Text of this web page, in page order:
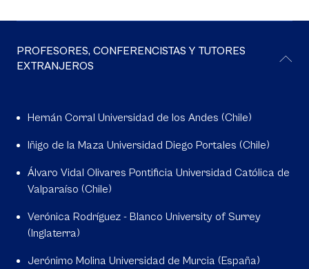
PROFESORES, CONFERENCISTAS Y TUTORES
EXTRANJEROS
Hernán Corral Universidad de los Andes (Chile)
Iñigo de la Maza Universidad Diego Portales (Chile)
Álvaro Vidal Olivares Pontificia Universidad Católica de
Valparaíso (Chile)
Verónica Rodríguez - Blanco University of Surrey
(Inglaterra)
Jerónimo Molina Universidad de Murcia (España)